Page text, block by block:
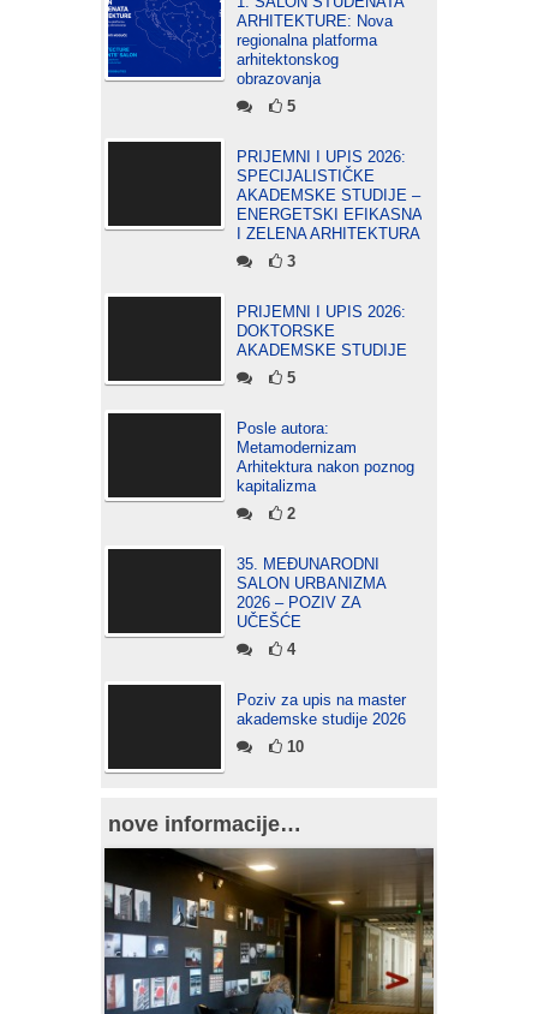
ARHITEKTURE: Nova
regionalna platforma
arhitektonskog
obrazovanja
5
PRIJEMNI I UPIS 2026:
SPECIJALISTIČKE
AKADEMSKE STUDIJE –
ENERGETSKI EFIKASNA
I ZELENA ARHITEKTURA
3
PRIJEMNI I UPIS 2026:
DOKTORSKE
AKADEMSKE STUDIJE
5
Posle autora:
Metamodernizam
Arhitektura nakon poznog
kapitalizma
2
35. MEĐUNARODNI
SALON URBANIZMA
2026 – POZIV ZA
UČEŠĆE
4
Poziv za upis na master
akademske studije 2026
10
nove informacije…